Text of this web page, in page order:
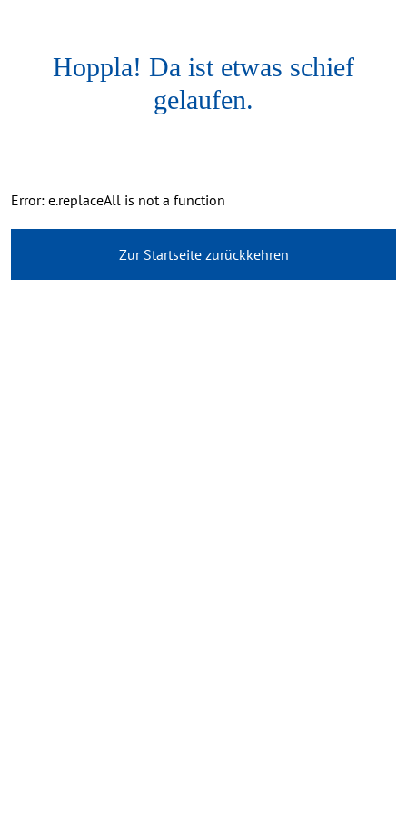
Hoppla! Da ist etwas schief
gelaufen.
Error: e.replaceAll is not a function
Zur Startseite zurückkehren